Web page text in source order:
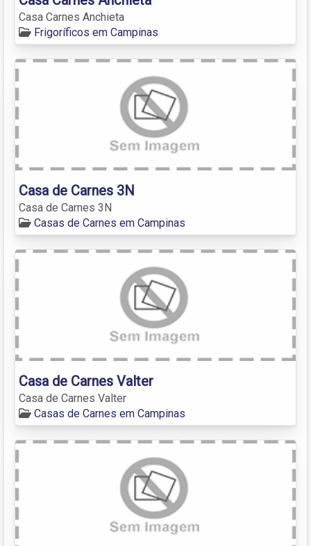
Casa Carnes Anchieta
Frigoríficos em Campinas
Casa de Carnes 3N
Casa de Carnes 3N
Casas de Carnes em Campinas
Casa de Carnes Valter
Casa de Carnes Valter
Casas de Carnes em Campinas